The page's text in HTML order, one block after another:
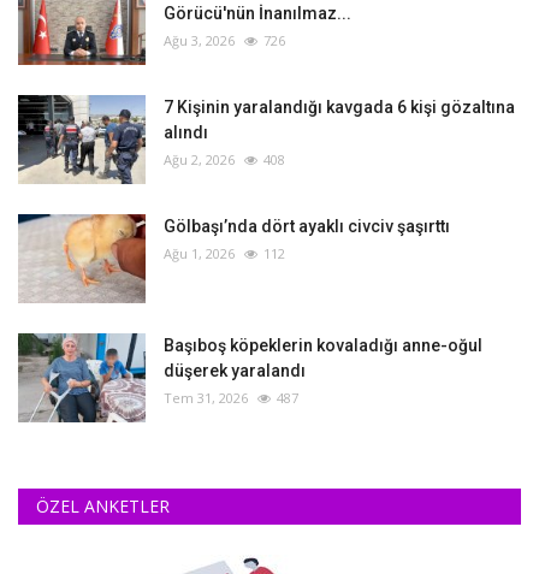
Görücü'nün İnanılmaz...
Ağu 3, 2026 726
‎7 Kişinin yaralandığı kavgada 6 kişi gözaltına
alındı
Ağu 2, 2026 408
Gölbaşı’nda dört ayaklı civciv şaşırttı
Ağu 1, 2026 112
Başıboş köpeklerin kovaladığı anne-oğul
düşerek yaralandı
Tem 31, 2026 487
ÖZEL ANKETLER